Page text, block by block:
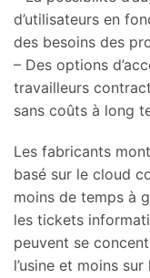
d’utilisateurs en
des besoins des
– Des options
travailleurs
sans coûts à long
Les fabricants
basé sur le cloud
moins de temps à
les tickets
peuvent se
l’usine et moins